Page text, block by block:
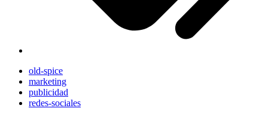
old-spice
marketing
publicidad
redes-sociales